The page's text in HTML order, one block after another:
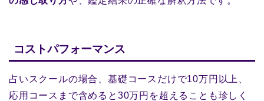
コストパフォーマンス
占いスクールの場合、基礎コースだけで10万円以上、
応用コースまで含めると30万円を超えることも珍しく